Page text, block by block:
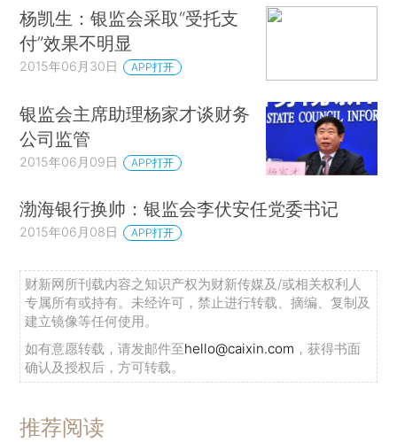
杨凯生：银监会采取“受托支
付”效果不明显
2015年06月30日 APP打开
银监会主席助理杨家才谈财务
公司监管
2015年06月09日 APP打开
渤海银行换帅：银监会李伏安任党委书记
2015年06月08日 APP打开
财新网所刊载内容之知识产权为财新传媒及/或相关权利人
专属所有或持有。未经许可，禁止进行转载、摘编、复制及
建立镜像等任何使用。
如有意愿转载，请发邮件至hello@caixin.com ，获得书面
确认及授权后，方可转载。
推荐阅读